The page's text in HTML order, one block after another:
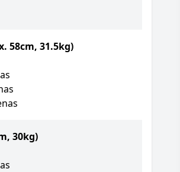
58cm, 31.5kg)
30kg)